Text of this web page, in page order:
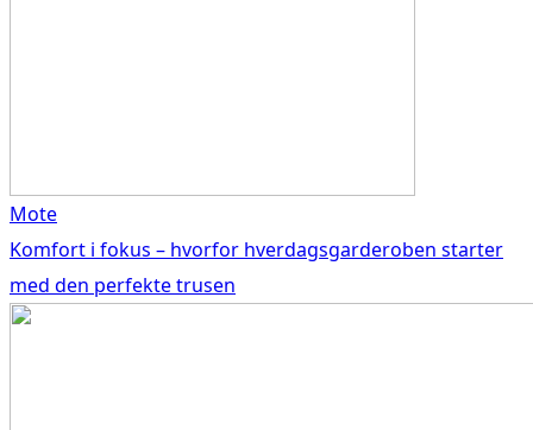
Mote
Komfort i fokus – hvorfor hverdagsgarderoben starter
med den perfekte trusen